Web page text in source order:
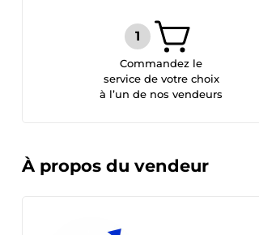
Commandez le
service de votre choix
à l’un de nos vendeurs
À propos du vendeur